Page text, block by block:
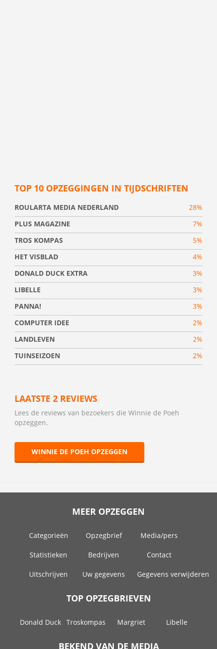
TOP 10 OPZEGGINGEN IN TIJDSCHRIFTEN
ROULARTA MEDIA NEDERLAND
28%
PLUS MAGAZINE
7%
TROS KOMPAS
5%
HET VISBLAD
4%
DONALD DUCK EXTRA
3%
LIBELLE
3%
PANNA!
3%
COMPUTER IDEE
2%
LANDLEVEN
2%
TUINSEIZOEN
2%
LAATSTE 2 REVIEWS
Lees de reviews van bezoekers die Winnie de Poeh
opzeggen.
WINNIE DE POEH OPZEGGEN
MEER OPZEGGEN
Categorieën Opzegbrief Media/pers
Statistieken Bedrijven Contact
Uitschrijven Uw gegevens Gegevens verwijderen
TOP OPZEGBRIEVEN
Donald Duck Troskompas Margriet Libelle
BEKEND VAN DE MEDIA